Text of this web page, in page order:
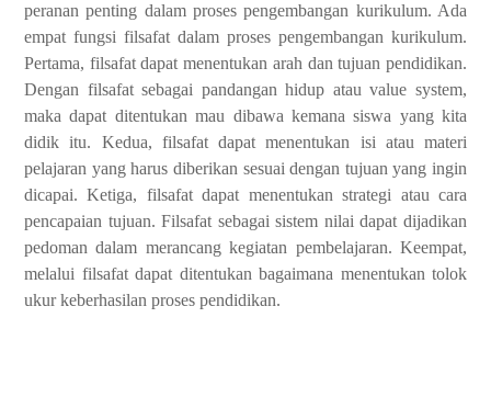
peranan penting dalam proses pengembangan kurikulum. Ada
empat fungsi filsafat dalam proses pengembangan kurikulum.
Pertama, filsafat dapat menentukan arah dan tujuan pendidikan.
Dengan filsafat sebagai pandangan hidup atau value system,
maka dapat ditentukan mau dibawa kemana siswa yang kita
didik itu. Kedua, filsafat dapat menentukan isi atau materi
pelajaran yang harus diberikan sesuai dengan tujuan yang ingin
dicapai. Ketiga, filsafat dapat menentukan strategi atau cara
pencapaian tujuan. Filsafat sebagai sistem nilai dapat dijadikan
pedoman dalam merancang kegiatan pembelajaran. Keempat,
melalui filsafat dapat ditentukan bagaimana menentukan tolok
ukur keberhasilan proses pendidikan.